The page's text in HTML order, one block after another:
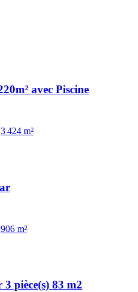
avec Piscine
3 424 m²
906 m²
pièce(s) 83 m2